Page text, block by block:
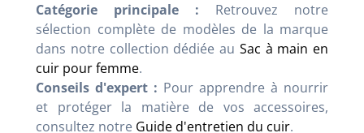
Catégorie principale : Retrouvez notre
sélection complète de modèles de la marque
dans notre collection dédiée au Sac à main en
cuir pour femme.
Conseils d'expert : Pour apprendre à nourrir
et protéger la matière de vos accessoires,
consultez notre Guide d'entretien du cuir.